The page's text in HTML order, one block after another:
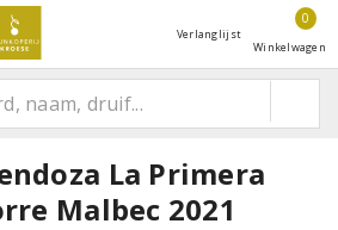
Verlanglijst
0
Winkelwagen
La Primera
Malbec 2021